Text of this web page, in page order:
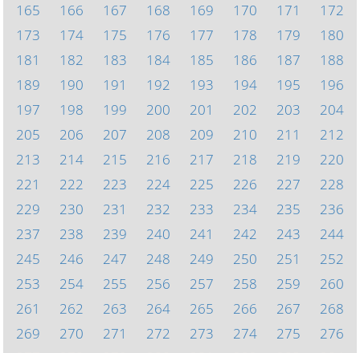
165
166 167 168 169 170 171
172
173
174 175 176 177 178 179
180
181
182 183 184 185 186 187
188
189
190 191 192 193 194 195
196
197
198 199 200 201 202 203
204
205
206 207 208 209 210 211
212
213
214 215 216 217 218 219
220
221
222 223 224 225 226 227
228
229
230 231 232 233 234 235
236
237
238 239 240 241 242 243
244
245
246 247 248 249 250 251
252
253
254 255 256 257 258 259
260
261
262 263 264 265 266 267
268
269
270 271 272 273 274 275
276